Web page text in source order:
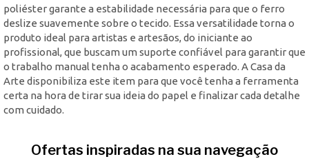
poliéster garante a estabilidade necessária para que o ferro
deslize suavemente sobre o tecido. Essa versatilidade torna o
produto ideal para artistas e artesãos, do iniciante ao
profissional, que buscam um suporte confiável para garantir que
o trabalho manual tenha o acabamento esperado. A Casa da
Arte disponibiliza este item para que você tenha a ferramenta
certa na hora de tirar sua ideia do papel e finalizar cada detalhe
com cuidado.
Ofertas inspiradas na sua navegação